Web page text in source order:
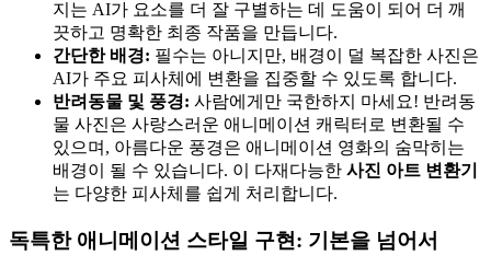
지는 AI가 요소를 더 잘 구별하는 데 도움이 되어 더 깨
끗하고 명확한 최종 작품을 만듭니다.
간단한 배경: 필수는 아니지만, 배경이 덜 복잡한 사진은
AI가 주요 피사체에 변환을 집중할 수 있도록 합니다.
반려동물 및 풍경: 사람에게만 국한하지 마세요! 반려동
물 사진은 사랑스러운 애니메이션 캐릭터로 변환될 수
있으며, 아름다운 풍경은 애니메이션 영화의 숨막히는
배경이 될 수 있습니다. 이 다재다능한 사진 아트 변환기
는 다양한 피사체를 쉽게 처리합니다.
독특한 애니메이션 스타일 구현: 기본을 넘어서